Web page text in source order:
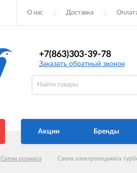
О нас Доставка
+7(863)303-39-78
Заказать обратный звонок
Акции Бренды
Свечи розжига Свеча электроподжига